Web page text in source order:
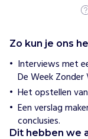
n
e
r
V
l
e
e
s
Zo kun je ons
Interviews met
De Week
Het opstellen
Een verslag
conclusies.
Dit hebben we